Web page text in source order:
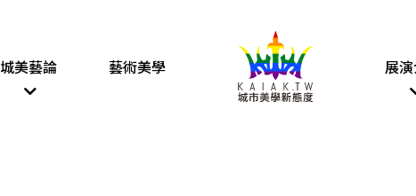
城美藝論 藝術美學 展